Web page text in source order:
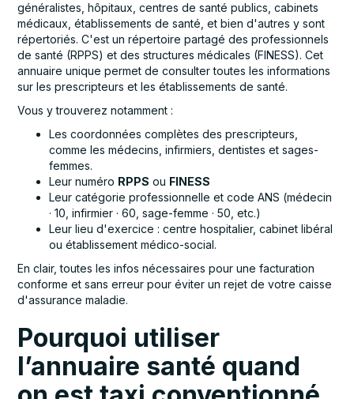
généralistes, hôpitaux, centres de santé publics, cabinets
médicaux, établissements de santé, et bien d'autres y sont
répertoriés. C'est un répertoire partagé des professionnels
de santé (RPPS) et des structures médicales (FINESS). Cet
annuaire unique permet de consulter toutes les informations
sur les prescripteurs et les établissements de santé.
Vous y trouverez notamment :
Les coordonnées complètes des prescripteurs,
comme les médecins, infirmiers, dentistes et sages-
femmes.
Leur numéro RPPS ou FINESS
Leur catégorie professionnelle et code ANS (médecin
· 10, infirmier · 60, sage-femme · 50, etc.)
Leur lieu d'exercice : centre hospitalier, cabinet libéral
ou établissement médico-social.
En clair, toutes les infos nécessaires pour une facturation
conforme et sans erreur pour éviter un rejet de votre caisse
d'assurance maladie.
Pourquoi utiliser
l’annuaire santé quand